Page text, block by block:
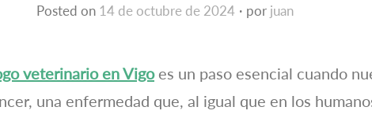
Posted on 14 de octubre de 2024 por juan
veterinario en Vigoes un paso esencial cuando
una enfermedad que, al igual que en los